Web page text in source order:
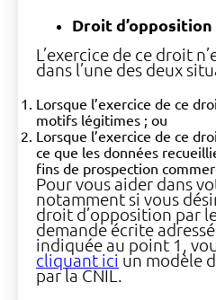
Droit d’opposition
L’exercice de ce droit
dans l’une des deux
Lorsque l’exercice de ce
motifs légitimes ; ou
Lorsque l’exercice de ce
ce que les données
fins de prospection
Pour vous aider dans
notamment si vous
droit d’opposition par
demande écrite
indiquée au point 1,
cliquant ici un modèle
par la CNIL.